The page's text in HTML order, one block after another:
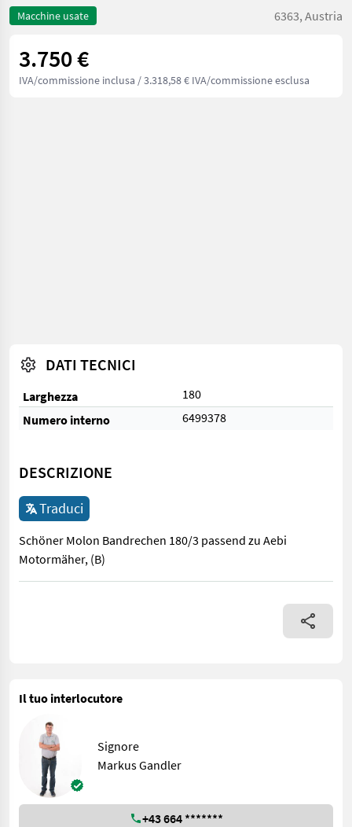
Macchine usate 6363, Austria
3.750 €
IVA/commissione inclusa / 3.318,58 € IVA/commissione esclusa
DATI TECNICI
Larghezza
180
Numero interno
6499378
DESCRIZIONE
Traduci
Schöner Molon Bandrechen 180/3 passend zu Aebi
Motormäher, (B)
Schöner Molon Bandrechen 180/3 passend zu Aebi
Il tuo interlocutore
Signore
Markus Gandler
+43 664 *******